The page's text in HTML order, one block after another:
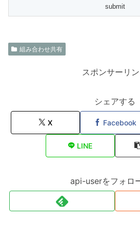
組み合わせ共有
スポンサーリン
シェアする
X Facebook
LINE
api-userをフォロ